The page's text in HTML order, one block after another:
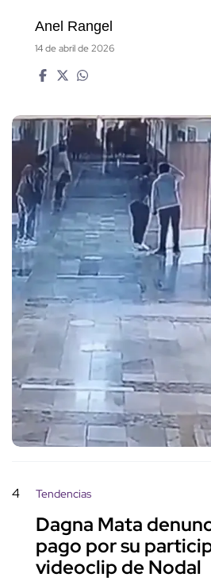
Anel Rangel
14 de abril de 2026
4 Tendencias
Dagna Mata
pago por su
videoclip de Nodal